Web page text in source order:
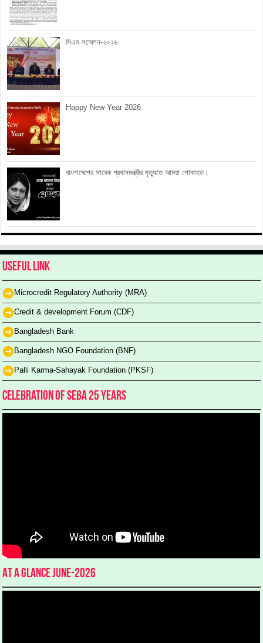
সিএম সম্মেলন-২০২৬
Happy New Year 2026
বাংলাদেশের সাবেক প্রধানমন্ত্রীর মৃত্যুতে আমরা শোকাহত।
Useful Link
Microcredit Regulatory Authority (MRA)
Credit & development Forum (CDF)
Bangladesh Bank
Bangladesh NGO Foundation (BNF)
Palli Karma-Sahayak Foundation (PKSF)
Celebration of SEBA 25 Years
At a glance June-2026